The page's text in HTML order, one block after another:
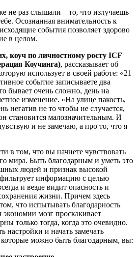
раз слышали – то, что излучаешь
Осознанная внимательность к
события позволяет здорово
в целом.
по личностному росту ICF
Коучинга), рассказывает об
использует в своей работе: «21
событие записываете два
бывает очень сложно, день на
изменение. «На улице пакость,
негатив не то чтобы не случается,
становится малозначительным. И
и не замечаю, а про то, что я
том, что вы начнете чувствовать
мира. Быть благодарным и уметь это
людей и признак высокой
информацию с целью
и везде видит опасность и
жизни. Причем здесь
что испытывать благодарность
мозг проскакивает
только тогда, когда это очевидно.
настройки и начать замечать
можно быть благодарным, вы: